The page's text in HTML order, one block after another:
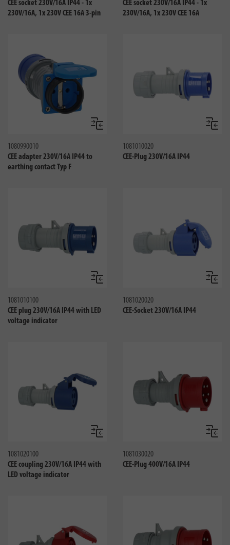
CEE socket 230V/16A IP44 - 1x
230V/16A, 1x 230V CEE 16A 3-pin
CEE socket 230V/16A IP44 - 1x
230V/16A, 1x 230V CEE 16A
Сравнить
1080990010
CEE adapter 230V/16A IP44 to
earthing contact Typ F
1081010020
CEE-Plug 230V/16A IP44
Сравнить
1081010100
CEE plug 230V/16A IP44 with LED
voltage indicator
1081020020
CEE-Socket 230V/16A IP44
Сравнить
1081020100
CEE coupling 230V/16A IP44 with
LED voltage indicator
1081030020
CEE-Plug 400V/16A IP44